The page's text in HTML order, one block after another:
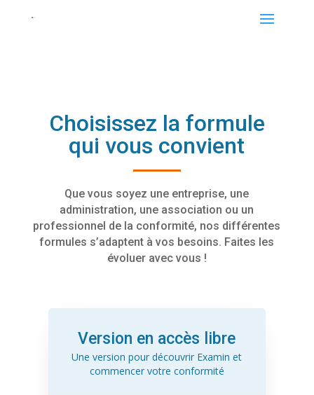
Choisissez la formule
qui vous convient
Que vous soyez une entreprise, une
administration, une association ou un
professionnel de la conformité, nos différentes
formules s’adaptent à vos besoins. Faites les
évoluer avec vous !
Version en accès libre
Une version pour découvrir Examin et
commencer votre conformité